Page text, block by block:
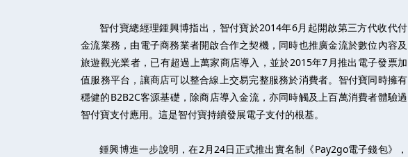
智付寶總經理鍾興博指出，智付寶於2014年6月起開啟第三方代收代付
金流業務，由電子商務業者開啟合作之契機，同時也推廣金流於數位內容及
旅遊觀光業者，已有超過上萬家商店導入，並於2015年7月推出電子發票加
值服務平台，讓商店可以整合線上交易完整服務於消費者。智付寶同時擁有
穩健的B2B2C客源基礎，除商店導入金流，亦同時觸及上百萬消費者體驗過
智付寶支付應用。這是智付寶持續發展電子支付的根基。
鍾興博進一步說明，在2月24日正式推出實名制《Pay2go電子錢包》，